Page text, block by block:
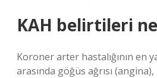
KAH belirtileri
Koroner arter hastalığının en
arasında göğüs ağrısı (angina),